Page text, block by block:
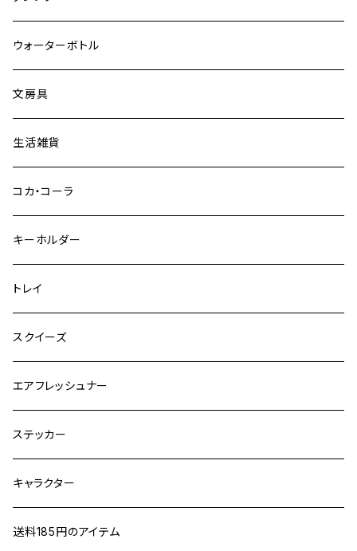
ウォーターボトル
文房具
生活雑貨
コカ・コーラ
キーホルダー
トレイ
スクイーズ
エアフレッシュナー
ステッカー
キャラクター
送料185円のアイテム